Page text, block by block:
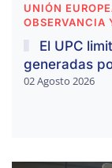
UNIÓN
OBSERVANCIA
El UPC
generadas
02 Agosto 2026